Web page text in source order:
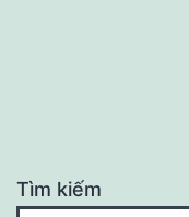
Tìm kiếm